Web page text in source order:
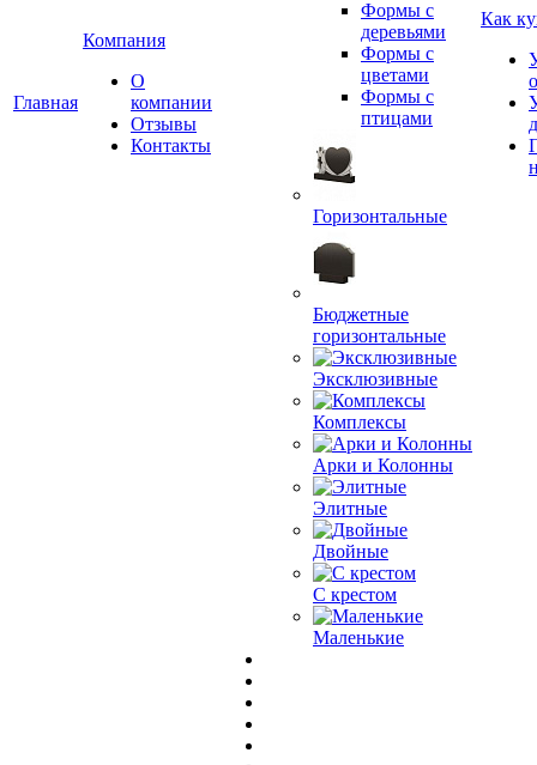
Главная
Компания
О
компании
Отзывы
Контакты
Формы с
деревьями
Формы с
цветами
Формы с
птицами
Горизонтальные
Бюджетные
горизонтальные
Эксклюзивные
Комплексы
Арки и Колонны
Элитные
Двойные
С крестом
Маленькие
Как